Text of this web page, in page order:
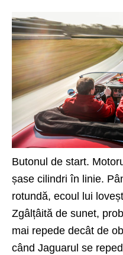
Butonul de start.
șase cilindri în linie.
rotundă, ecoul lui
Zgâlțâită de sunet,
mai repede decât de
când Jaguarul se